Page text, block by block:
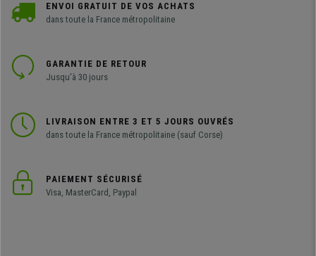
ENVOI GRATUIT DE VOS ACHATS
dans toute la France métropolitaine
GARANTIE DE RETOUR
Jusqu'à 30 jours
LIVRAISON ENTRE 3 ET 5 JOURS OUVRÉS
dans toute la France métropolitaine (sauf Corse)
PAIEMENT SÉCURISÉ
Visa, MasterCard, Paypal